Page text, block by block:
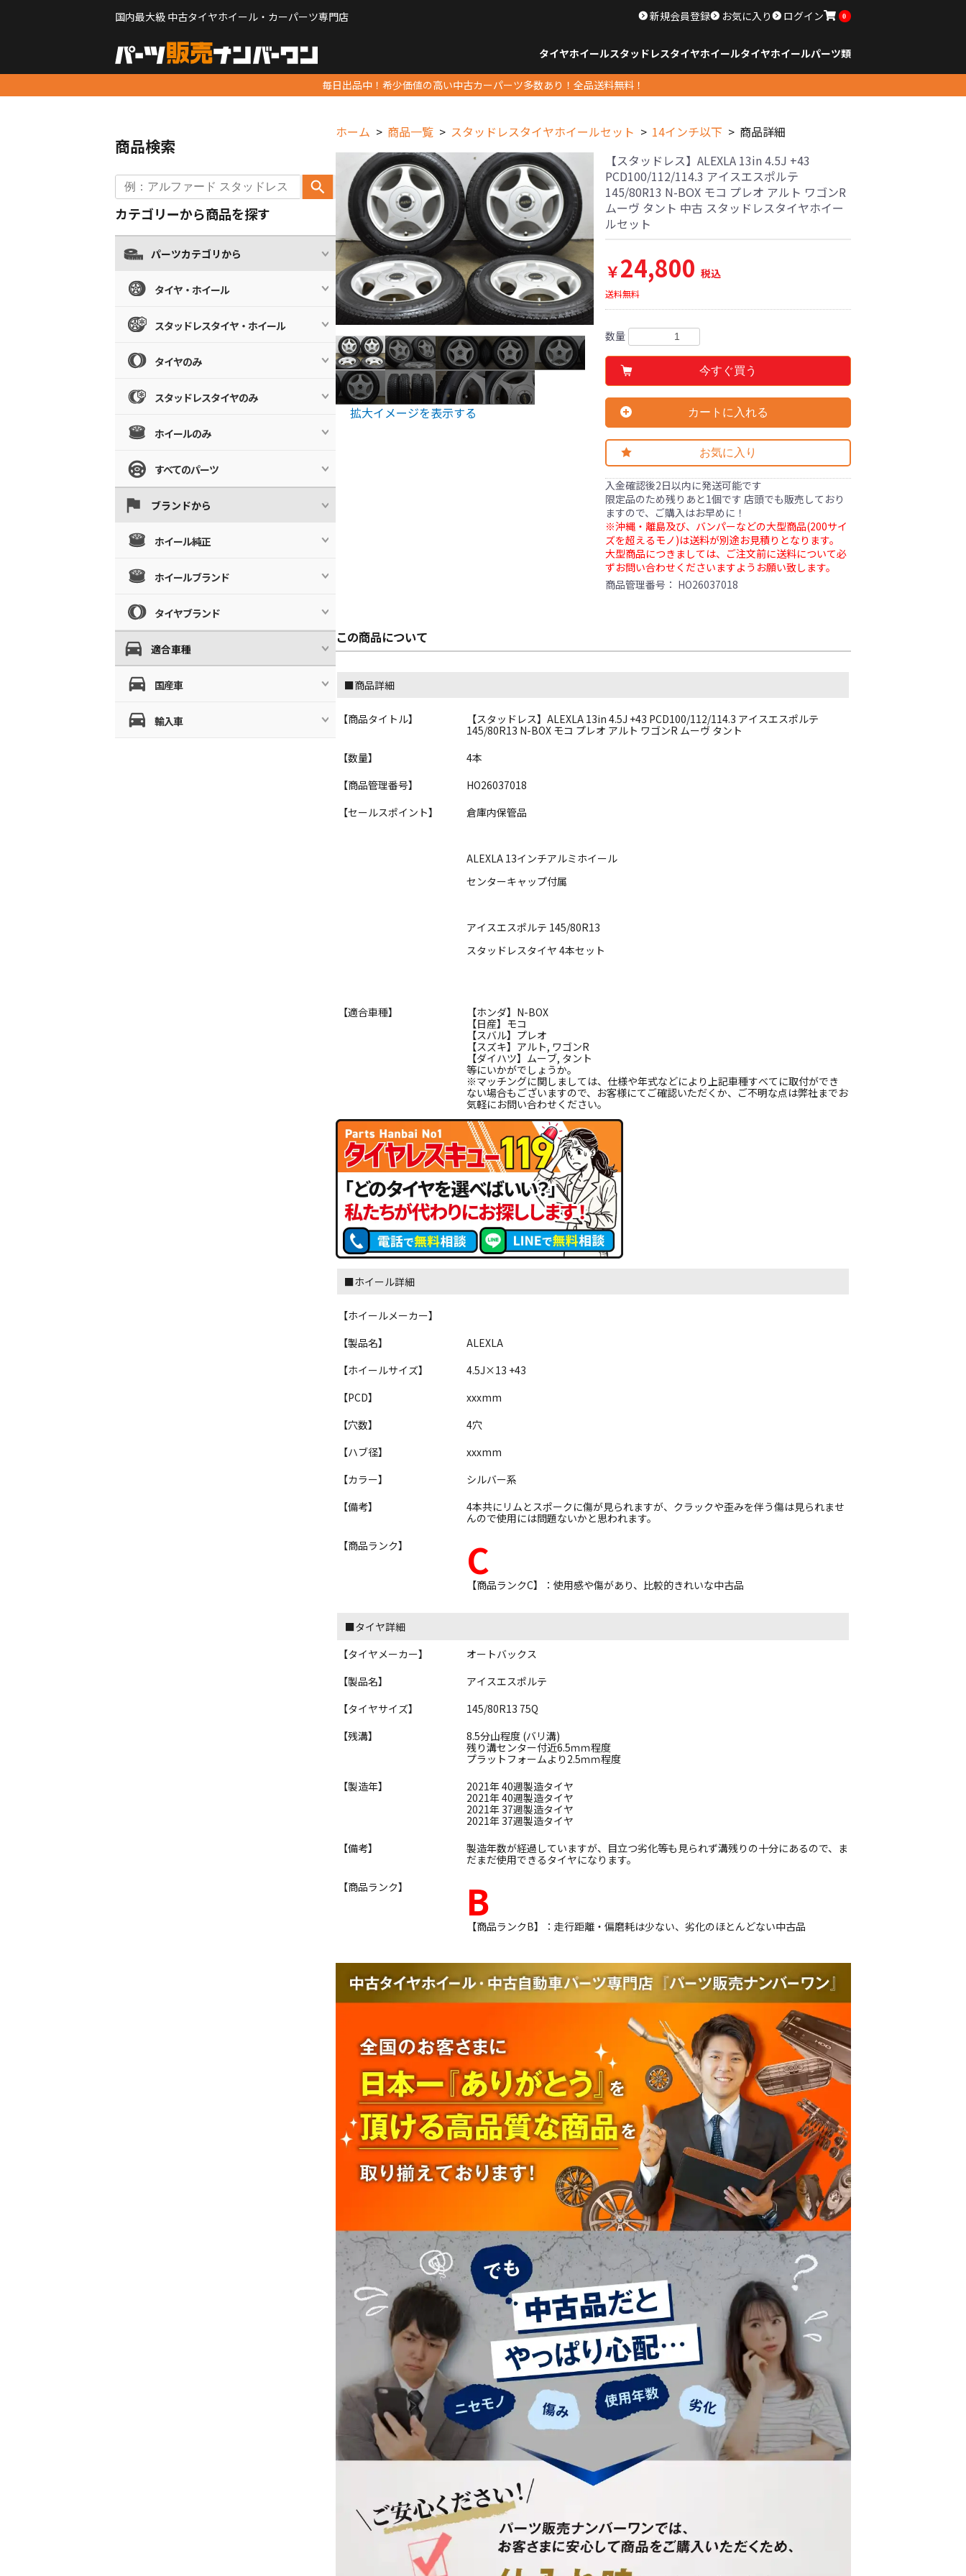
国内最大級 中古タイヤホイール・カーパーツ専門店 新規会員登録 お気に入り ログイン 0
タイヤホイールスタッドレスタイヤホイールタイヤホイールパーツ類
毎日出品中！希少価値の高い中古カーパーツ多数あり！全品送料無料！
ホーム 商品一覧 スタッドレスタイヤホイールセット 14インチ以下 商品詳細
拡大イメージを表示する
【スタッドレス】ALEXLA 13in 4.5J +43
PCD100/112/114.3 アイスエスポルテ
145/80R13 N-BOX モコ プレオ アルト ワゴンR
ムーヴ タント 中古 スタッドレスタイヤホイー
ルセット
￥24,800 税込
送料無料
数量
今すぐ買う
カートに入れる
お気に入り
入金確認後2日以内に発送可能です
限定品のため残りあと1個です 店頭でも販売しており
ますので、ご購入はお早めに！
※沖縄・離島及び、バンパーなどの大型商品(200サイ
ズを超えるモノ)は送料が別途お見積りとなります。
大型商品につきましては、ご注文前に送料について必
ずお問い合わせくださいますようお願い致します。
商品管理番号： HO26037018
この商品について
■商品詳細
【商品タイトル】
【スタッドレス】ALEXLA 13in 4.5J +43 PCD100/112/114.3 アイスエスポルテ
145/80R13 N-BOX モコ プレオ アルト ワゴンR ムーヴ タント
【数量】
4本
【商品管理番号】
HO26037018
【セールスポイント】
倉庫内保管品
ALEXLA 13インチアルミホイール
センターキャップ付属
アイスエスポルテ 145/80R13
スタッドレスタイヤ 4本セット
【適合車種】
【ホンダ】N-BOX
【日産】モコ
【スバル】プレオ
【スズキ】アルト, ワゴンR
【ダイハツ】ムーブ, タント
等にいかがでしょうか。
※マッチングに関しましては、仕様や年式などにより上記車種すべてに取付ができ
ない場合もございますので、お客様にてご確認いただくか、ご不明な点は弊社までお
気軽にお問い合わせください。
■ホイール詳細
【ホイールメーカー】
【製品名】
ALEXLA
【ホイールサイズ】
4.5J×13 +43
【PCD】
xxxmm
【穴数】
4穴
【ハブ径】
xxxmm
【カラー】
シルバー系
【備考】
4本共にリムとスポークに傷が見られますが、クラックや歪みを伴う傷は見られませ
んので使用には問題ないかと思われます。
【商品ランク】
C
【商品ランクC】：使用感や傷があり、比較的きれいな中古品
■タイヤ詳細
【タイヤメーカー】
オートバックス
【製品名】
アイスエスポルテ
【タイヤサイズ】
145/80R13 75Q
【残溝】
8.5分山程度 (バリ溝)
残り溝センター付近6.5ｍｍ程度
プラットフォームより2.5ｍｍ程度
【製造年】
2021年 40週製造タイヤ
2021年 40週製造タイヤ
2021年 37週製造タイヤ
2021年 37週製造タイヤ
【備考】
製造年数が経過していますが、目立つ劣化等も見られず溝残りの十分にあるので、ま
だまだ使用できるタイヤになります。
【商品ランク】
B
【商品ランクB】：走行距離・偏磨耗は少ない、劣化のほとんどない中古品
商品検索
カテゴリーから商品を探す
パーツカテゴリから
タイヤ・ホイール
スタッドレスタイヤ・ホイール
タイヤのみ
スタッドレスタイヤのみ
ホイールのみ
すべてのパーツ
ブランドから
ホイール純正
ホイールブランド
タイヤブランド
適合車種
国産車
輸入車